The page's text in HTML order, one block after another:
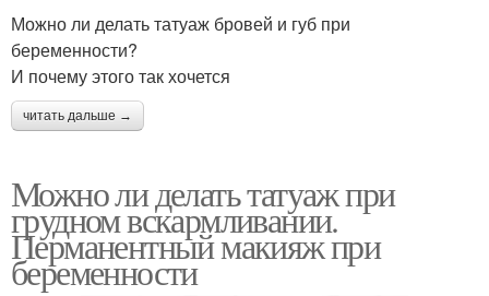
Можно ли делать татуаж бровей и губ при
беременности?
И почему этого так хочется
читать дальше →
Можно ли делать татуаж при
грудном вскармливании.
Перманентный макияж при
беременности